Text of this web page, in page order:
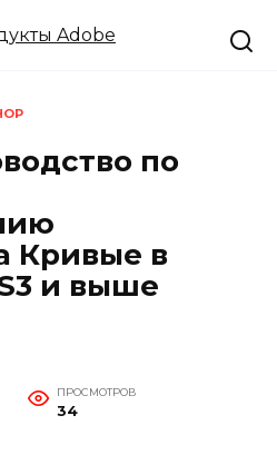
по
Кривые в
и выше
ПРОСМОТРОВ
34